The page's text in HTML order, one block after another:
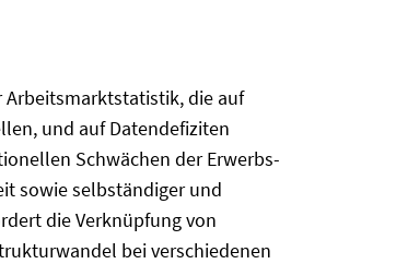
Arbeitsmarktstatistik, die auf
und auf Datendefiziten
Schwächen der Erwerbs-
sowie selbständiger und
die Verknüpfung von
bei verschiedenen